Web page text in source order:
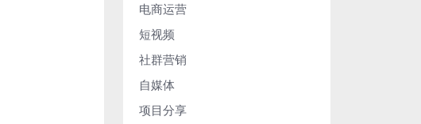
电商运营
短视频
社群营销
自媒体
项目分享